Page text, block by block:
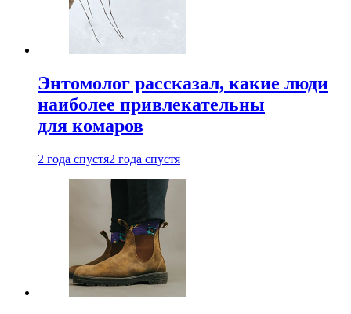
Энтомолог рассказал, какие люди
наиболее привлекательны
для комаров
2 года спустя2 года спустя